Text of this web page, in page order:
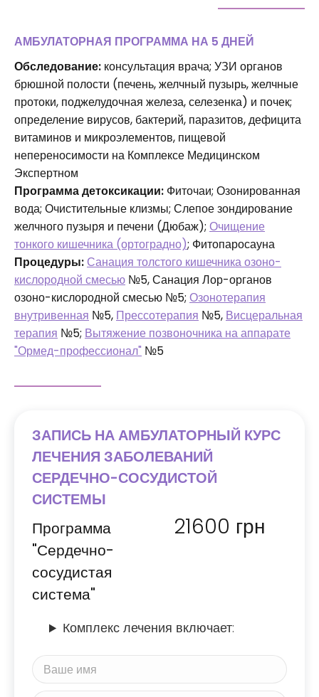
АМБУЛАТОРНАЯ ПРОГРАММА НА 5 ДНЕЙ
Обследование: консультация врача; УЗИ органов
брюшной полости (печень, желчный пузырь, желчные
протоки, поджелудочная железа, селезенка) и почек;
определение вирусов, бактерий, паразитов, дефицита
витаминов и микроэлементов, пищевой
непереносимости на Комплексе Медицинском
Экспертном
Программа детоксикации: Фиточаи; Озонированная
вода; Очистительные клизмы; Слепое зондирование
желчного пузыря и печени (Дюбаж); Очищение
тонкого кишечника (ортоградно); Фитопаросауна
Процедуры: Санация толстого кишечника озоно-
кислородной смесью №5, Санация Лор-органов
озоно-кислородной смесью №5; Озонотерапия
внутривенная №5, Прессотерапия №5, Висцеральная
терапия №5; Вытяжение позвоночника на аппарате
"Ормед-профессионал" №5
ЗАПИСЬ НА АМБУЛАТОРНЫЙ КУРС
ЛЕЧЕНИЯ ЗАБОЛЕВАНИЙ
СЕРДЕЧНО-СОСУДИСТОЙ
СИСТЕМЫ
Программа
"Сердечно-
сосудистая
система"
21600 грн
Комплекс лечения включает: